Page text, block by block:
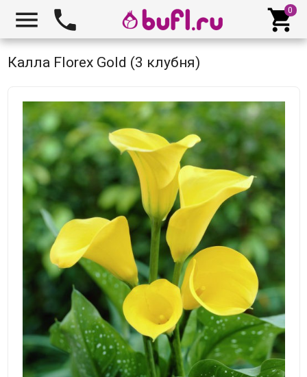
  
Калла Florex Gold (3 клубня)